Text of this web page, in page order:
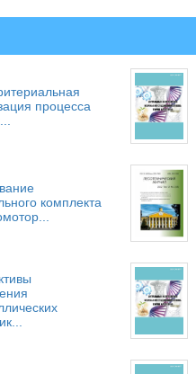
процесса
комплекта